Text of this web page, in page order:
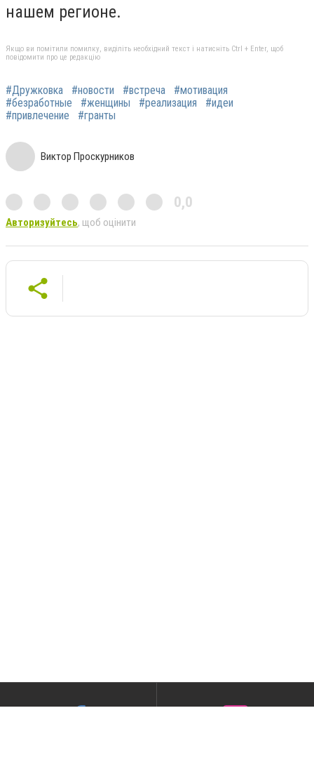
нашем регионе.
Якщо ви помітили помилку, виділіть необхідний текст і натисніть Ctrl + Enter, щоб
повідомити про це редакцію
#Дружковка #новости #встреча
#мотивация
#безработные
#женщины #реализация
#идеи
#привлечение
#гранты
Виктор Проскурников
0,0
Авторизуйтесь, щоб оцінити